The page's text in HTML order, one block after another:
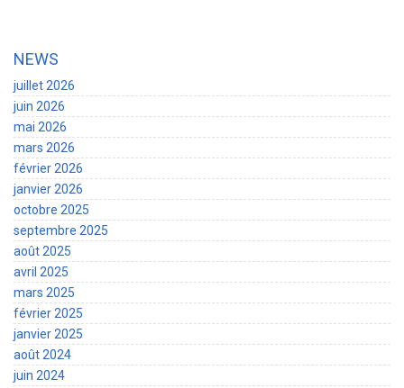
NEWS
juillet 2026
juin 2026
mai 2026
mars 2026
février 2026
janvier 2026
octobre 2025
septembre 2025
août 2025
avril 2025
mars 2025
février 2025
janvier 2025
août 2024
juin 2024